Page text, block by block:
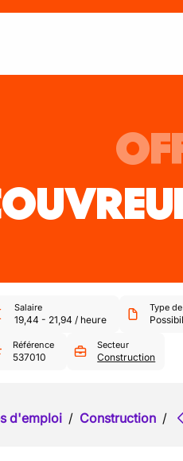
Salaire
19,44 - 21,94 / heure
Type
Référence
537010
Secteur
Construction
d'emploi / Construction /